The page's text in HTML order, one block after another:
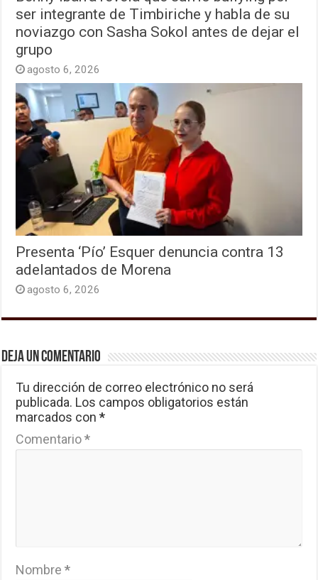
ser integrante de Timbiriche y habla de su
noviazgo con Sasha Sokol antes de dejar el
grupo
agosto 6, 2026
Presenta ‘Pío’ Esquer denuncia contra 13
adelantados de Morena
agosto 6, 2026
Deja un comentario
Tu dirección de correo electrónico no será
publicada. Los campos obligatorios están
marcados con*
Comentario*
Nombre*